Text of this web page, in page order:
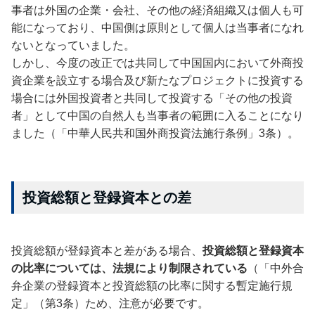
事者は外国の企業・会社、その他の経済組織又は個人も可
能になっており、中国側は原則として個人は当事者になれ
ないとなっていました。
しかし、今度の改正では共同して中国国内において外商投
資企業を設立する場合及び新たなプロジェクトに投資する
場合には外国投資者と共同して投資する「その他の投資
者」として中国の自然人も当事者の範囲に入ることになり
ました（「中華人民共和国外商投資法施行条例」3条）。
投資総額と登録資本との差
投資総額が登録資本と差がある場合、 投資総額と登録資本
の比率については、法規により制限されている （「中外合
弁企業の登録資本と投資総額の比率に関する暫定施行規
定」（第3条）ため、注意が必要です。